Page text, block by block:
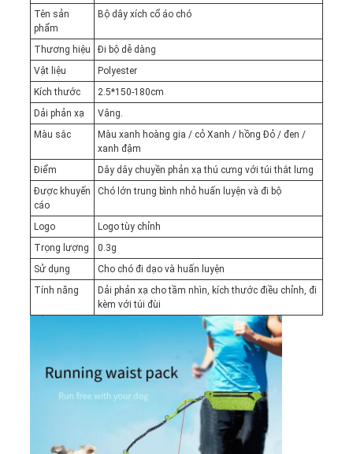
Tên sản
phẩm
Bộ dây xích cổ áo chó
Thương hiệu
Đi bộ dễ dàng
Vật liệu
Polyester
Kích thước
2.5*150-180cm
Dải phản xạ
Vâng.
Màu sắc
Màu xanh hoàng gia / cỏ Xanh / hồng Đỏ / đen /
xanh đậm
Điểm
Dây dây chuyền phản xạ thú cưng với túi thắt lưng
Được khuyến
cáo
Chó lớn trung bình nhỏ huấn luyện và đi bộ
Logo
Logo tùy chỉnh
Trọng lượng
0.3g
Sử dụng
Cho chó đi dạo và huấn luyện
Tính năng
Dải phản xạ cho tầm nhìn, kích thước điều chỉnh, đi
kèm với túi đùi